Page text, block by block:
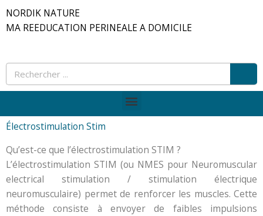
Aller
au
NORDIK NATURE
MA REEDUCATION PERINEALE A DOMICILE
Rechercher
Menu
Électrostimulation Stim
Qu’est-ce que l’électrostimulation STIM ?
L’électrostimulation STIM (ou NMES pour Neuromuscular
electrical stimulation / stimulation électrique
neuromusculaire) permet de renforcer les muscles. Cette
méthode consiste à envoyer de faibles impulsions